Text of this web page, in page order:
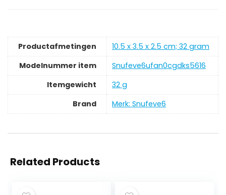
Productafmetingen
‎10.5 x 3.5 x 2.5 cm; 32 gram
Modelnummer item
‎Snufeve6ufan0cgdks5616
Itemgewicht
‎32 g
Brand
Merk: Snufeve6
Related Products